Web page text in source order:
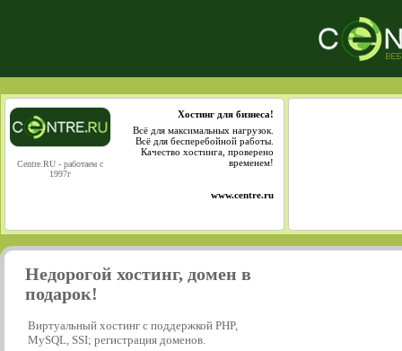
Centre.RU - работаем с
1997г
Хостинг для бизнеса!
Всё для максимальных нагрузок.
Всё для бесперебойной работы.
Качество хостинга, проверено
временем!
www.centre.ru
Недорогой хостинг, домен в
подарок!
Виртуальный хостинг с поддержкой PHP,
MySQL, SSI; регистрация доменов.